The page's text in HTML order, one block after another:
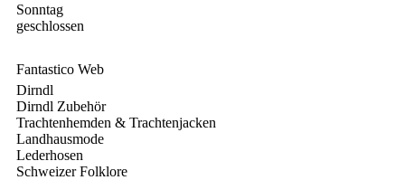
Sonntag
geschlossen
Fantastico Web
Dirndl
Dirndl Zubehör
Trachtenhemden & Trachtenjacken
Landhausmode
Lederhosen
Schweizer Folklore